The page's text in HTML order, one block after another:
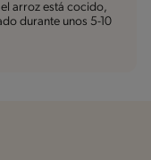
el arroz está cocido,
durante unos 5-10